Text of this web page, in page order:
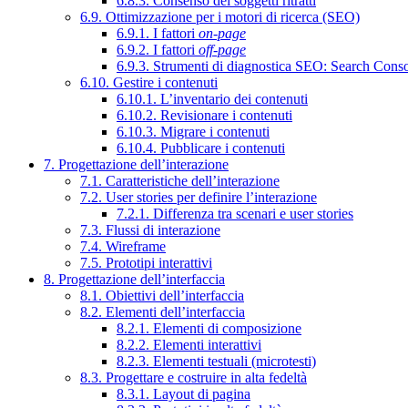
6.9. Ottimizzazione per i motori di ricerca (SEO)
6.9.1. I fattori on-page
6.9.2. I fattori off-page
6.9.3. Strumenti di diagnostica SEO: Search
6.10. Gestire i contenuti
6.10.1. L’inventario dei contenuti
6.10.2. Revisionare i contenuti
6.10.3. Migrare i contenuti
6.10.4. Pubblicare i contenuti
7. Progettazione dell’interazione
7.1. Caratteristiche dell’interazione
7.2. User stories per definire l’interazione
7.2.1. Differenza tra scenari e user stories
7.3. Flussi di interazione
7.4. Wireframe
7.5. Prototipi interattivi
8. Progettazione dell’interfaccia
8.1. Obiettivi dell’interfaccia
8.2. Elementi dell’interfaccia
8.2.1. Elementi di composizione
8.2.2. Elementi interattivi
8.2.3. Elementi testuali (microtesti)
8.3. Progettare e costruire in alta fedeltà
8.3.1. Layout di pagina